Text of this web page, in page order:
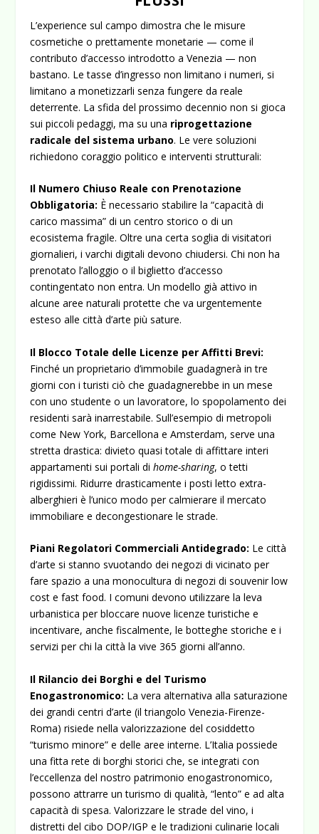
L’experience sul campo dimostra che le misure
cosmetiche o prettamente monetarie — come il
contributo d’accesso introdotto a Venezia — non
bastano. Le tasse d’ingresso non limitano i numeri, si
limitano a monetizzarli senza fungere da reale
deterrente. La sfida del prossimo decennio non si gioca
sui piccoli pedaggi, ma su una riprogettazione
radicale del sistema urbano. Le vere soluzioni
richiedono coraggio politico e interventi strutturali:
Il Numero Chiuso Reale con Prenotazione
Obbligatoria: È necessario stabilire la “capacità di
carico massima” di un centro storico o di un
ecosistema fragile. Oltre una certa soglia di visitatori
giornalieri, i varchi digitali devono chiudersi. Chi non ha
prenotato l’alloggio o il biglietto d’accesso
contingentato non entra. Un modello già attivo in
alcune aree naturali protette che va urgentemente
esteso alle città d’arte più sature.
Il Blocco Totale delle Licenze per Affitti Brevi:
Finché un proprietario d’immobile guadagnerà in tre
giorni con i turisti ciò che guadagnerebbe in un mese
con uno studente o un lavoratore, lo spopolamento dei
residenti sarà inarrestabile. Sull’esempio di metropoli
come New York, Barcellona e Amsterdam, serve una
stretta drastica: divieto quasi totale di affittare interi
appartamenti sui portali dihome-sharing, o tetti
rigidissimi. Ridurre drasticamente i posti letto extra-
alberghieri è l’unico modo per calmierare il mercato
immobiliare e decongestionare le strade.
Piani Regolatori Commerciali Antidegrado: Le città
d’arte si stanno svuotando dei negozi di vicinato per
fare spazio a una monocultura di negozi di souvenir low
cost e fast food. I comuni devono utilizzare la leva
urbanistica per bloccare nuove licenze turistiche e
incentivare, anche fiscalmente, le botteghe storiche e i
servizi per chi la città la vive 365 giorni all’anno.
Il Rilancio dei Borghi e del Turismo
Enogastronomico: La vera alternativa alla saturazione
dei grandi centri d’arte (il triangolo Venezia-Firenze-
Roma) risiede nella valorizzazione del cosiddetto
“turismo minore” e delle aree interne. L’Italia possiede
una fitta rete di borghi storici che, se integrati con
l’eccellenza del nostro patrimonio enogastronomico,
possono attrarre un turismo di qualità, “lento” e ad alta
capacità di spesa. Valorizzare le strade del vino, i
distretti del cibo DOP/IGP e le tradizioni culinarie locali